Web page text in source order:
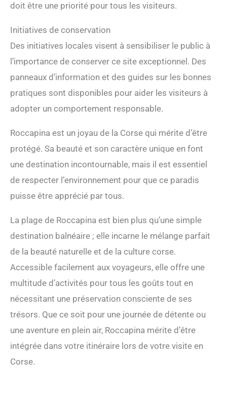
doit être une priorité pour tous les visiteurs.
Initiatives de conservation
Des initiatives locales visent à sensibiliser le public à
l’importance de conserver ce site exceptionnel. Des
panneaux d’information et des guides sur les bonnes
pratiques sont disponibles pour aider les visiteurs à
adopter un comportement responsable.
Roccapina est un joyau de la Corse qui mérite d’être
protégé. Sa beauté et son caractère unique en font
une destination incontournable, mais il est essentiel
de respecter l’environnement pour que ce paradis
puisse être apprécié par tous.
La plage de Roccapina est bien plus qu’une simple
destination balnéaire ; elle incarne le mélange parfait
de la beauté naturelle et de la culture corse.
Accessible facilement aux voyageurs, elle offre une
multitude d’activités pour tous les goûts tout en
nécessitant une préservation consciente de ses
trésors. Que ce soit pour une journée de détente ou
une aventure en plein air, Roccapina mérite d’être
intégrée dans votre itinéraire lors de votre visite en
Corse.